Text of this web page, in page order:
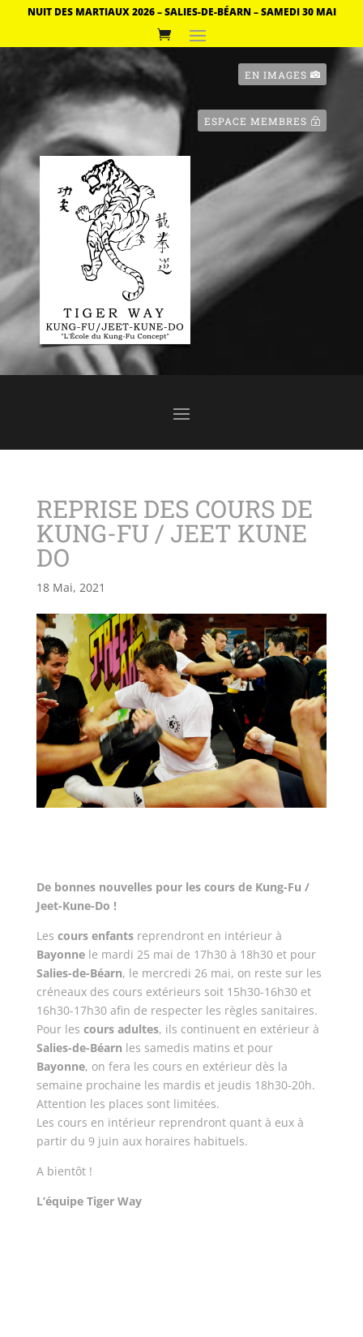
NUIT DES MARTIAUX 2026 – SALIES-DE-BÉARN – SAMEDI 30 MAI
EN IMAGES
ESPACE MEMBRES
REPRISE DES COURS DE
KUNG-FU / JEET KUNE
DO
18 Mai, 2021
De bonnes nouvelles pour les cours de Kung-Fu /
Jeet-Kune-Do !
Les cours enfantsreprendront en intérieur à
Bayonnele mardi 25 mai de 17h30 à 18h30 et pour
Salies-de-Béarn, le mercredi 26 mai, on reste sur les
créneaux des cours extérieurs soit 15h30-16h30 et
16h30-17h30 afin de respecter les règles sanitaires.
Pour les cours adultes, ils continuent en extérieur à
Salies-de-Béarn les samedis matins et pour
Bayonne, on fera les cours en extérieur dès la
semaine prochaine les mardis et jeudis 18h30-20h.
Attention les places sont limitées.
Les cours en intérieur reprendront quant à eux à
partir du 9 juin aux horaires habituels.
A bientôt !
L’équipe Tiger Way